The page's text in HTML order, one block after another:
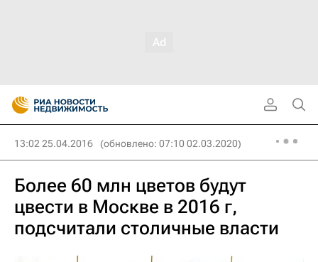
13:02 25.04.2016 (обновлено: 07:10 02.03.2020)
Более 60 млн цветов будут
цвести в Москве в 2016 г,
подсчитали столичные власти